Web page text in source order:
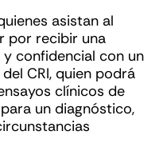
asistan al
por recibir una
confidencial con un
CRI, quien podrá
clínicos de
un diagnóstico,